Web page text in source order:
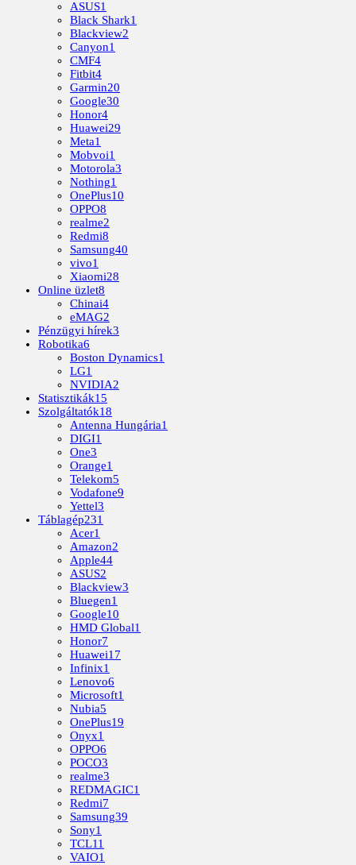
ASUS1
Black Shark1
Blackview2
Canyon1
CMF4
Fitbit4
Garmin20
Google30
Honor4
Huawei29
Meta1
Mobvoi1
Motorola3
Nothing1
OnePlus10
OPPO8
realme2
Redmi8
Samsung40
vivo1
Xiaomi28
Online üzlet8
Chinai4
eMAG2
Pénzügyi hírek3
Robotika6
Boston Dynamics1
LG1
NVIDIA2
Statisztikák15
Szolgáltatók18
Antenna Hungária1
DIGI1
One3
Orange1
Telekom5
Vodafone9
Yettel3
Táblagép231
Acer1
Amazon2
Apple44
ASUS2
Blackview3
Bluegen1
Google10
HMD Global1
Honor7
Huawei17
Infinix1
Lenovo6
Microsoft1
Nubia5
OnePlus19
Onyx1
OPPO6
POCO3
realme3
REDMAGIC1
Redmi7
Samsung39
Sony1
TCL11
VAIO1